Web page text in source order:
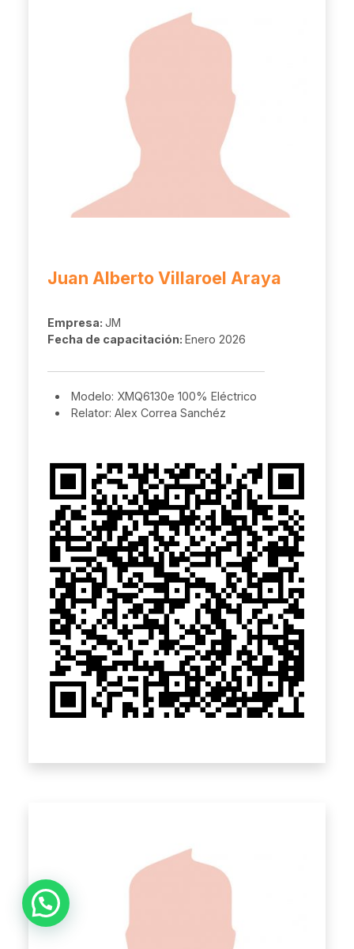
Juan Alberto Villaroel Araya
Empresa: JM
Fecha de capacitación: Enero 2026
Modelo: XMQ6130e 100% Eléctrico
Relator: Alex Correa Sanchéz